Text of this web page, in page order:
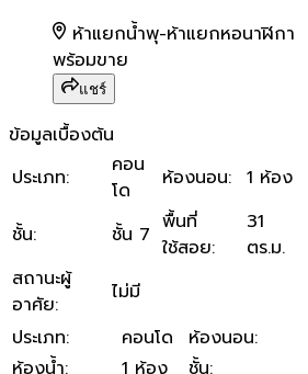
ห้าแยกน้ำพุ-ห้าแยกหอนาฬิกา
พร้อมขาย
แชร์
ข้อมูลเบื้องต้น
ประเภท:
คอน
โด
ห้องนอน: 1 ห้อง
ชั้น: ชั้น 7 พื้นที่
ใช้สอย:
31
ตร.ม.
สถานะผู้
อาศัย:
ไม่มี
ประเภท: คอนโด ห้องนอน:
ห้องน้ำ: 1 ห้อง ชั้น: